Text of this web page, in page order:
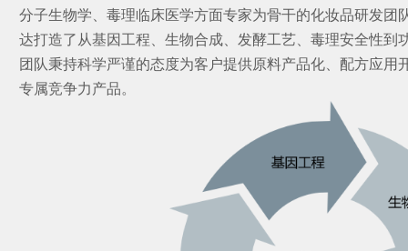
分子生物学、毒理临床医学方面专家为骨干的化妆品研发团
达打造了从基因工程、生物合成、发酵工艺、毒理安全性到
团队秉持科学严谨的态度为客户提供原料产品化、配方应用
专属竞争力产品。